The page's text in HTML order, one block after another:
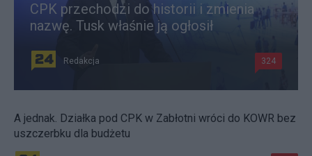
CPK przechodzi do historii i zmienia
nazwę. Tusk właśnie ją ogłosił
Redakcja 324
A jednak. Działka pod CPK w Zabłotni wróci do KOWR bez
uszczerbku dla budżetu